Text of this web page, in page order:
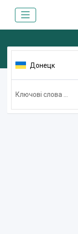
Донецк